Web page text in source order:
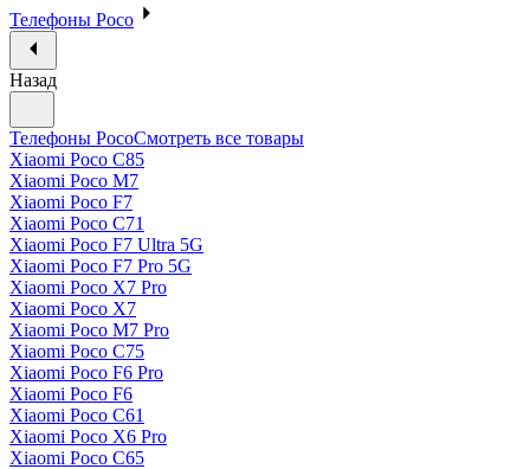
Телефоны Poco
Назад
Телефоны PocoСмотреть все товары
Xiaomi Poco C85
Xiaomi Poco M7
Xiaomi Poco F7
Xiaomi Poco C71
Xiaomi Poco F7 Ultra 5G
Xiaomi Poco F7 Pro 5G
Xiaomi Poco X7 Pro
Xiaomi Poco X7
Xiaomi Poco M7 Pro
Xiaomi Poco C75
Xiaomi Poco F6 Pro
Xiaomi Poco F6
Xiaomi Poco C61
Xiaomi Poco X6 Pro
Xiaomi Poco C65